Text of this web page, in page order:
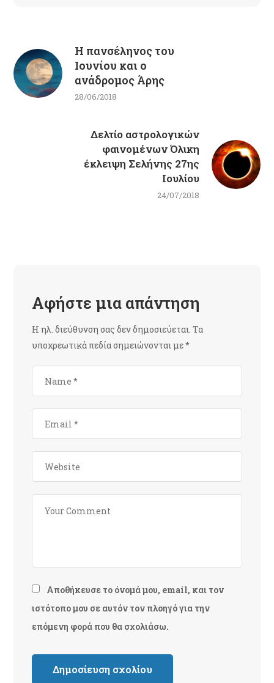
Η πανσέληνος του
Ιουνίου και ο
ανάδρομος Άρης
28/06/2018
Δελτίο αστρολογικών
φαινομένων Όλικη
έκλειψη Σελήνης 27ης
Ιουλίου
24/07/2018
Αφήστε μια απάντηση
Η ηλ. διεύθυνση σας δεν δημοσιεύεται. Τα
υποχρεωτικά πεδία σημειώνονται με*
Αποθήκευσε το όνομά μου, email, και τον
ιστότοπο μου σε αυτόν τον πλοηγό για την
επόμενη φορά που θα σχολιάσω.